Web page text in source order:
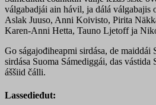
válgabadjái ain hávil, ja dálá válgabajis
Aslak Juuso, Anni Koivisto, Pirita
Karen-Anni Hetta, Tauno Ljetoff ja
Go ságajođiheapmi sirdása, de maiddái
sirdása Suoma Sámediggái, das
áššiid čálli.
Lassedieđut: